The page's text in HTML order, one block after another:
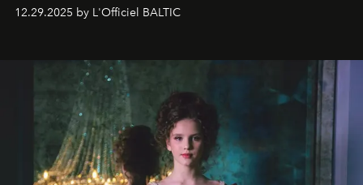
десятилетняя обладательница невероятной
харизмы, чье имя уже украшает обложки
2025
и LUXIA June 2025, представляет собой
уникальное явление современной культуры.
12.29.2025 by L'Officiel BALTIC